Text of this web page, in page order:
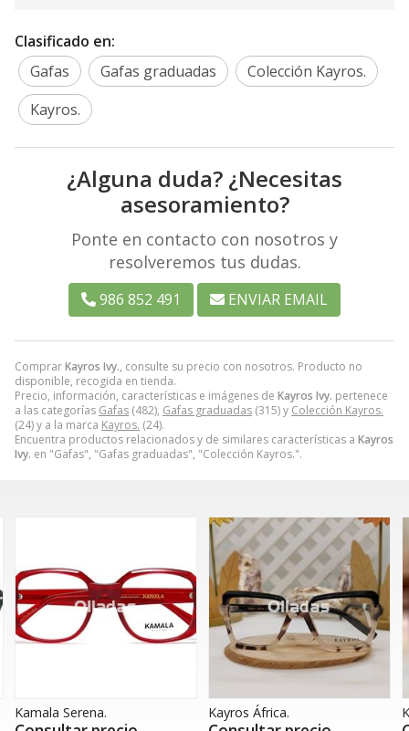
ComprarKayros Ivy., consulte su precio con nosotros. Producto no
disponible, recogida en tienda.
Precio, información, características e imágenes de Kayros Ivy. pertenece
a las categorías Gafas (482), Gafas graduadas (315) y Colección Kayros.
(24) y a la marca Kayros. (24).
Encuentra productos relacionados y de similares características a Kayros
Ivy. en "Gafas", "Gafas graduadas", "Colección Kayros.".
Clasificado en:
Gafas
Gafas graduadas
Colección Kayros.
Kayros.
¿Alguna duda? ¿Necesitas
asesoramiento?
Ponte en contacto con nosotros y
resolveremos tus dudas.
986 852 491 ENVIAR EMAIL
Kayros África. Kayros Logan